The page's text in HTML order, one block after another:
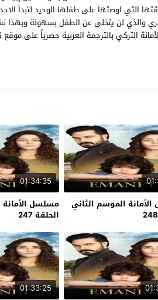
التي اوصتها على طفلها الوحيد لتبدأ
والذي لن يتخلى عن الطفل بسهولة وبهذا
الى قصة حب ، شاهد الحلقة 418 من مسلسل الأمانة التركي بالترجمة العربية حصرياً على
الموسم الثاني
01:34:35
مسلسل
الحلقة 247
01:33:25